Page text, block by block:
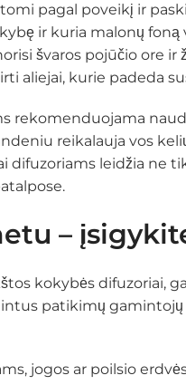
pagal poveikį ir
ir kuria malonų foną
švaros pojūčio ore
aliejai, kurie padeda
rekomenduojama
reikalauja vos
difuzoriams leidžia ne
–
kokybės difuzoriai,
patikimų
jogos ar poilsio